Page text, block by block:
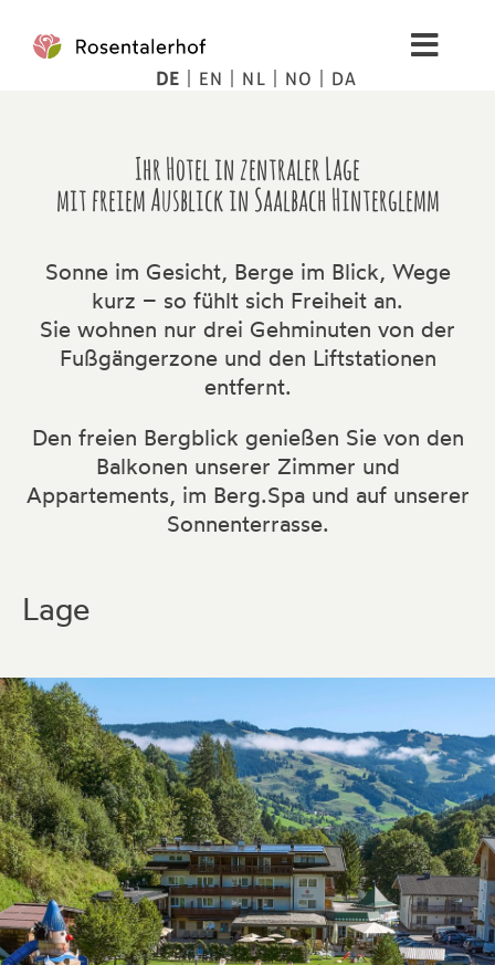
Inhalt
springen
Spa
Berge
Preise
Ihr Hotel in zentraler Lage
mit freiem Ausblick in Saalbach Hinterglemm
Sonne im Gesicht, Berge im Blick, Wege
kurz – so fühlt sich Freiheit an.
Sie wohnen nur drei Gehminuten von der
Fußgängerzone und den Liftstationen
entfernt.
Den freien Bergblick genießen Sie von den
Balkonen unserer Zimmer und
Appartements, im Berg.Spa und auf unserer
Sonnenterrasse.
Lage
DE EN NL NO DA